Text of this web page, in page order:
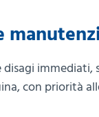
disagi
con priorità